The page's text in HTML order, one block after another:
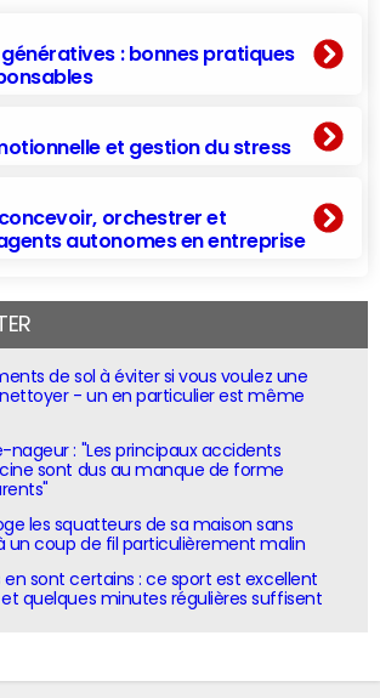
génératives : bonnes pratiques
et gestion du stress
orchestrer et
autonomes en entreprise
de sol à éviter si vous voulez une
- un en particulier est même
nageur : "Les principaux accidents
sont dus au manque de forme
les squatteurs de sa maison sans
un coup de fil particulièrement malin
en sont certains : ce sport est excellent
quelques minutes régulières suffisent